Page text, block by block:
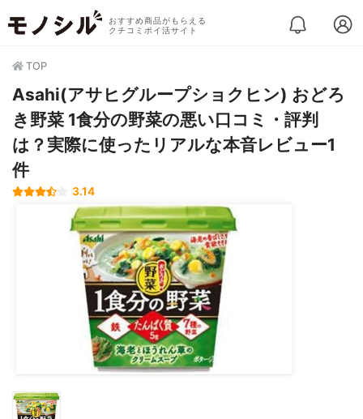
おすすめ商品がもらえる
クチコミポイ活サイト
TOP
Asahi(アサヒグループショクヒン) おどろ
き野菜 1食分の野菜の悪い口コミ・評判
は？実際に使ったリアルな本音レビュー1
件
3.14